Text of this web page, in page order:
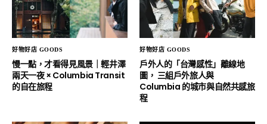
好物好店 GOODS
慢一點，才看得見風景｜輕井澤
兩天一夜 × Columbia Transit
的自在旅程
好物好店 GOODS
戶外人的「台灣感性」離線地
圖， 三組戶外旅人與
Columbia 的城市與自然共感旅
程